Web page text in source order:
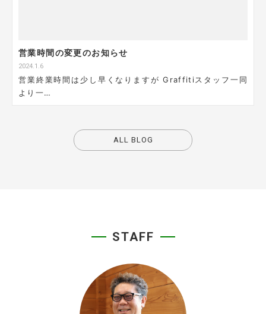
営業時間の変更のお知らせ
2024.1.6
営業終業時間は少し早くなりますが Graffitiスタッフ一同
より一…
ALL BLOG
STAFF